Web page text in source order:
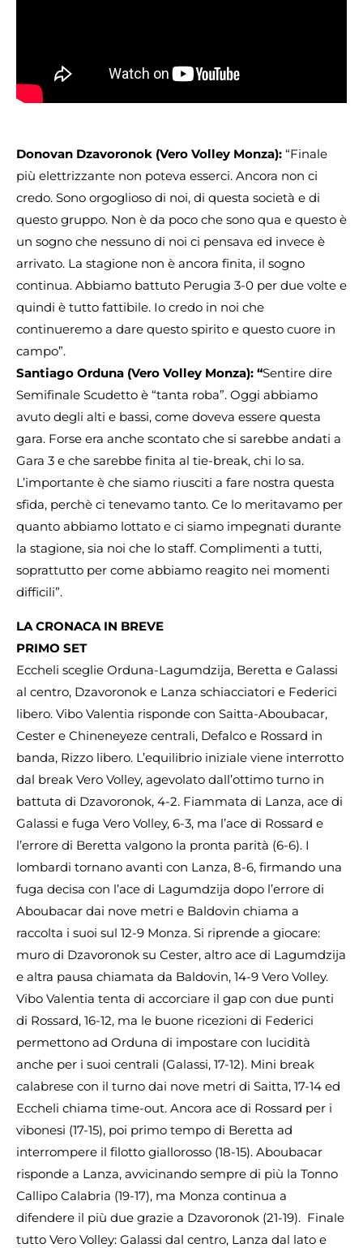
Donovan Dzavoronok (Vero Volley Monza): “Finale
più elettrizzante non poteva esserci. Ancora non ci
credo. Sono orgoglioso di noi, di questa società e di
questo gruppo. Non è da poco che sono qua e questo è
un sogno che nessuno di noi ci pensava ed invece è
arrivato. La stagione non è ancora finita, il sogno
continua. Abbiamo battuto Perugia 3-0 per due volte e
quindi è tutto fattibile. Io credo in noi che
continueremo a dare questo spirito e questo cuore in
campo”.
Santiago Orduna (Vero Volley Monza): “Sentire dire
Semifinale Scudetto è “tanta roba”. Oggi abbiamo
avuto degli alti e bassi, come doveva essere questa
gara. Forse era anche scontato che si sarebbe andati a
Gara 3 e che sarebbe finita al tie-break, chi lo sa.
L’importante è che siamo riusciti a fare nostra questa
sfida, perchè ci tenevamo tanto. Ce lo meritavamo per
quanto abbiamo lottato e ci siamo impegnati durante
la stagione, sia noi che lo staff. Complimenti a tutti,
soprattutto per come abbiamo reagito nei momenti
difficili”.
LA CRONACA IN BREVE
PRIMO SET
Eccheli sceglie Orduna-Lagumdzija, Beretta e Galassi
al centro, Dzavoronok e Lanza schiacciatori e Federici
libero. Vibo Valentia risponde con Saitta-Aboubacar,
Cester e Chineneyeze centrali, Defalco e Rossard in
banda, Rizzo libero. L’equilibrio iniziale viene interrotto
dal break Vero Volley, agevolato dall’ottimo turno in
battuta di Dzavoronok, 4-2. Fiammata di Lanza, ace di
Galassi e fuga Vero Volley, 6-3, ma l’ace di Rossard e
l’errore di Beretta valgono la pronta parità (6-6). I
lombardi tornano avanti con Lanza, 8-6, firmando una
fuga decisa con l’ace di Lagumdzija dopo l’errore di
Aboubacar dai nove metri e Baldovin chiama a
raccolta i suoi sul 12-9 Monza. Si riprende a giocare:
muro di Dzavoronok su Cester, altro ace di Lagumdzija
e altra pausa chiamata da Baldovin, 14-9 Vero Volley.
Vibo Valentia tenta di accorciare il gap con due punti
di Rossard, 16-12, ma le buone ricezioni di Federici
permettono ad Orduna di impostare con lucidità
anche per i suoi centrali (Galassi, 17-12). Mini break
calabrese con il turno dai nove metri di Saitta, 17-14 ed
Eccheli chiama time-out. Ancora ace di Rossard per i
vibonesi (17-15), poi primo tempo di Beretta ad
interrompere il filotto giallorosso (18-15). Aboubacar
risponde a Lanza, avvicinando sempre di più la Tonno
Callipo Calabria (19-17), ma Monza continua a
difendere il più due grazie a Dzavoronok (21-19). Finale
tutto Vero Volley: Galassi dal centro, Lanza dal lato e